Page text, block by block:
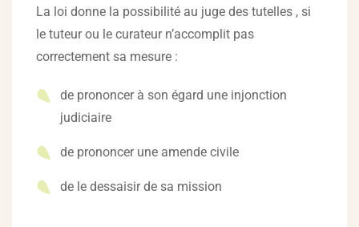
La loi donne la possibilité au juge des tutelles , si
le tuteur ou le curateur n’accomplit pas
correctement sa mesure :
de prononcer à son égard une injonction
judiciaire
de prononcer une amende civile
de le dessaisir de sa mission